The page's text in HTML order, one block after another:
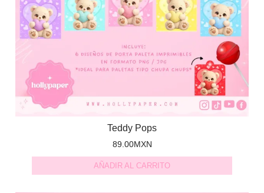
Teddy Pops
89.00MXN
AÑADIR AL CARRITO